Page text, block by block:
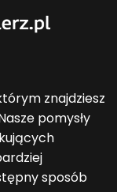
znajdziesz
pomysły
sposób